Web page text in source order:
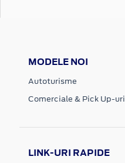
MODELE NOI
Autoturisme
Comerciale & Pick Up-uri
LINK-URI RAPIDE